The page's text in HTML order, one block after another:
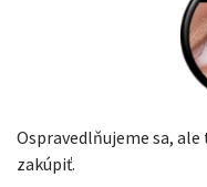
Ospravedlňujeme sa,
zakúpiť.